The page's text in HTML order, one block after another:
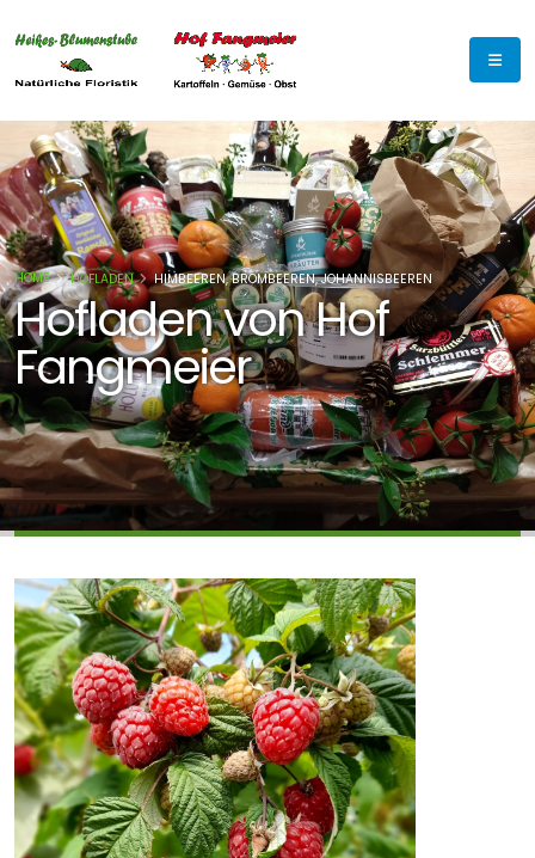
HOME HOFLADEN HIMBEEREN, BROMBEEREN, JOHANNISBEEREN
Hofladen von Hof
Fangmeier